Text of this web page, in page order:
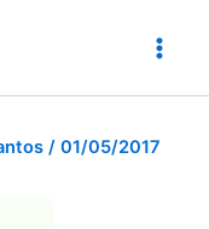
/ 01/05/2017